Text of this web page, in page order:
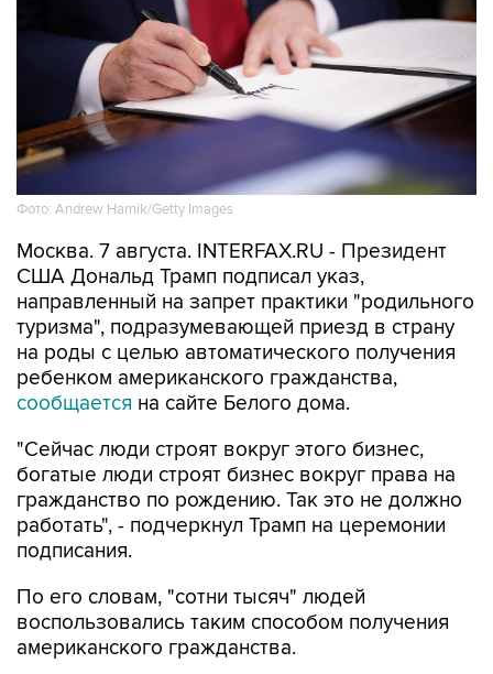
Фото: Andrew Harnik/Getty Images
Москва. 7 августа. INTERFAX.RU - Президент
США Дональд Трамп подписал указ,
направленный на запрет практики "родильного
туризма", подразумевающей приезд в страну
на роды с целью автоматического получения
ребенком американского гражданства,
сообщается на сайте Белого дома.
"Сейчас люди строят вокруг этого бизнес,
богатые люди строят бизнес вокруг права на
гражданство по рождению. Так это не должно
работать", - подчеркнул Трамп на церемонии
подписания.
По его словам, "сотни тысяч" людей
воспользовались таким способом получения
американского гражданства.